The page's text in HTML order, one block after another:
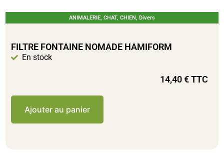
ANIMALERIE, CHAT, CHIEN, Divers
FILTRE FONTAINE NOMADE HAMIFORM
En stock
14,40€TTC
Ajouter au panier